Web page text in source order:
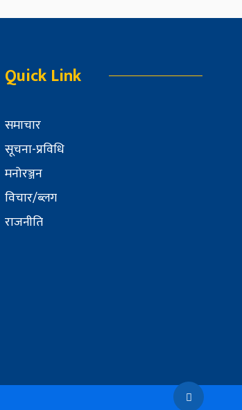
Quick Link
समाचार
सूचना-प्रविधि
मनोरञ्जन
विचार/ब्लग
राजनीति